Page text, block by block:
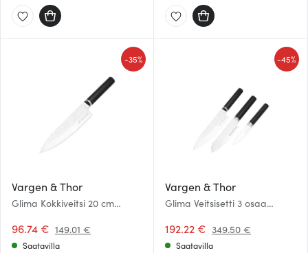
Vargen & Thor
Glima Kokkiveitsi 20 cm
96.74 € 149.01 €
-35%
Saatavilla
Vargen & Thor
Glima Veitsisetti 3 osaa
192.22 € 349.50 €
-45%
Saatavilla